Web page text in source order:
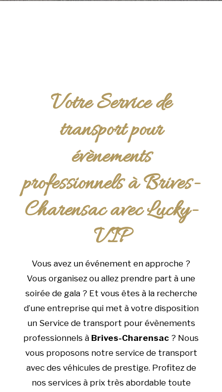
Votre Service de
transport pour
évènements
professionnels à Brives-
Charensac avec Lucky-
VIP
Vous avez un événement en approche ?
Vous organisez ou allez prendre part à une
soirée de gala ? Et vous êtes à la recherche
d’une entreprise qui met à votre disposition
un Service de transport pour évènements
professionnels à Brives-Charensac ? Nous
vous proposons notre service de transport
avec des véhicules de prestige. Profitez de
nos services à prix très abordable toute